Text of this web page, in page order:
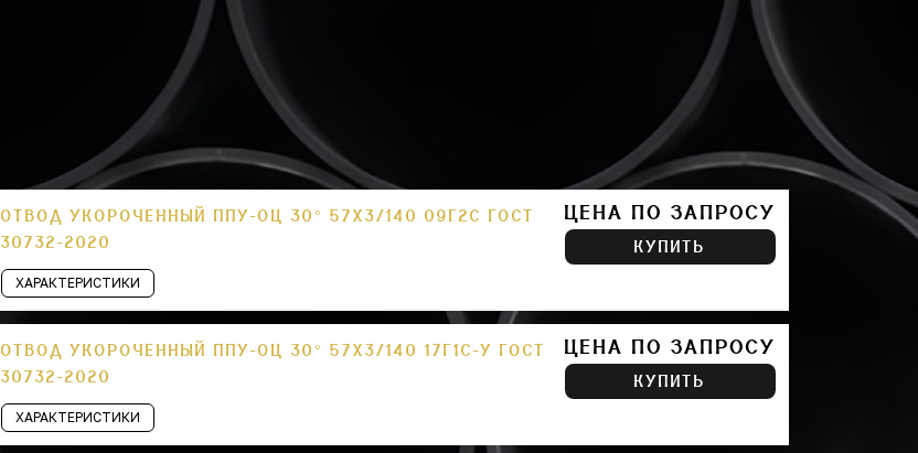
ОТВОД УКОРОЧЕННЫЙ ППУ-ОЦ 30° 57Х3/140 09Г2С ГОСТ
30732-2020
ХАРАКТЕРИСТИКИ
ЦЕНА ПО ЗАПРОСУ
КУПИТЬ
ОТВОД УКОРОЧЕННЫЙ ППУ-ОЦ 30° 57Х3/140 17Г1С-У ГОСТ
30732-2020
ХАРАКТЕРИСТИКИ
ЦЕНА ПО ЗАПРОСУ
КУПИТЬ